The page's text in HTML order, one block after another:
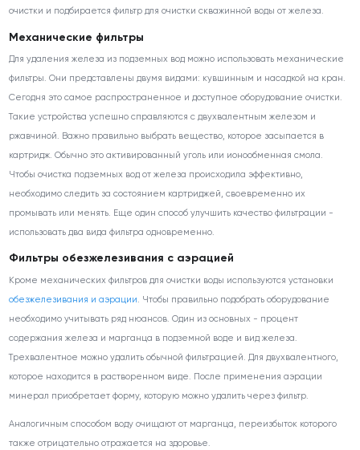
очистки и подбирается фильтр для очистки скважинной воды от железа.
Механические фильтры
Для удаления железа из подземных вод можно использовать механические
фильтры. Они представлены двумя видами: кувшинным и насадкой на кран.
Сегодня это самое распространенное и доступное оборудование очистки.
Такие устройства успешно справляются с двухвалентным железом и
ржавчиной. Важно правильно выбрать вещество, которое засыпается в
картридж. Обычно это активированный уголь или ионообменная смола.
Чтобы очистка подземных вод от железа происходила эффективно,
необходимо следить за состоянием картриджей, своевременно их
промывать или менять. Еще один способ улучшить качество фильтрации -
использовать два вида фильтра одновременно.
Фильтры обезжелезивания с аэрацией
Кроме механических фильтров для очистки воды используются установки
обезжелезивания и аэрации. Чтобы правильно подобрать оборудование
необходимо учитывать ряд нюансов. Один из основных - процент
содержания железа и марганца в подземной воде и вид железа.
Трехвалентное можно удалить обычной фильтрацией. Для двухвалентного,
которое находится в растворенном виде. После применения аэрации
минерал приобретает форму, которую можно удалить через фильтр.
Аналогичным способом воду очищают от марганца, переизбыток которого
также отрицательно отражается на здоровье.